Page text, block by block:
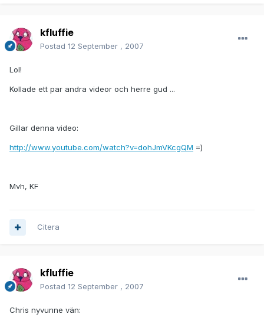
kfluffie
Postad 12 September , 2007
Lol!
Kollade ett par andra videor och herre gud ...
Gillar denna video:
http://www.youtube.com/watch?v=dohJmVKcgQM =)
Mvh, KF
Citera
kfluffie
Postad 12 September , 2007
Chris nyvunne vän: